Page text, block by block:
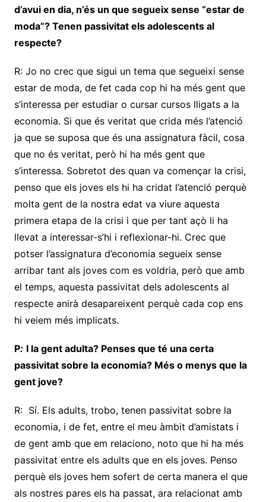
d’avui en dia, n’és un que segueix sense “estar de
moda”? Tenen passivitat els adolescents al
respecte?
R: Jo no crec que sigui un tema que segueixi sense
estar de moda, de fet cada cop hi ha més gent que
s’interessa per estudiar o cursar cursos lligats a la
economia. Si que és veritat que crida més l’atenció
ja que se suposa que és una assignatura fàcil, cosa
que no és veritat, però hi ha més gent que
s’interessa. Sobretot des quan va començar la crisi,
penso que els joves els hi ha cridat l’atenció perquè
molta gent de la nostra edat va viure aquesta
primera etapa de la crisi i que per tant açò li ha
llevat a interessar-s’hi i reflexionar-hi. Crec que
potser l’assignatura d’economia segueix sense
arribar tant als joves com es voldria, però que amb
el temps, aquesta passivitat dels adolescents al
respecte anirà desapareixent perquè cada cop ens
hi veiem més implicats.
P: I la gent adulta? Penses que té una certa
passivitat sobre la economia? Més o menys que la
gent jove?
R: Sí. Els adults, trobo, tenen passivitat sobre la
economia, i de fet, entre el meu àmbit d’amistats i
de gent amb que em relaciono, noto que hi ha més
passivitat entre els adults que en els joves. Penso
perquè els joves hem sofert de certa manera el que
als nostres pares els ha passat, ara relacionat amb